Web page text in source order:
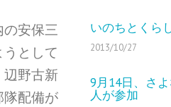
の安保三
として
野古新
隊配備が
いのちとくら
2013/10/27
9月14日、さ
人が参加